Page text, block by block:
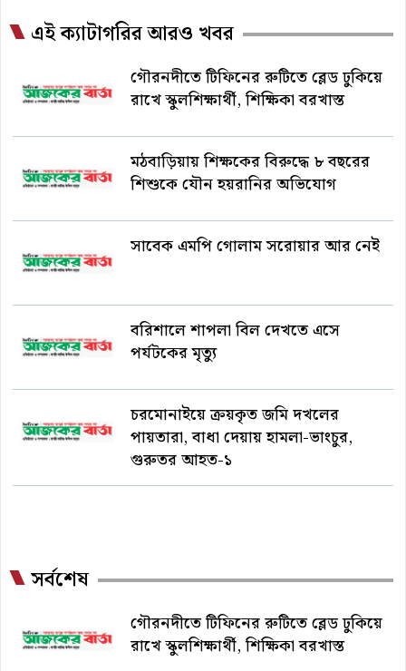
এই ক্যাটাগরির আরও খবর
গৌরনদীতে টিফিনের রুটিতে ব্লেড ঢুকিয়ে
রাখে স্কুলশিক্ষার্থী, শিক্ষিকা বরখাস্ত
মঠবাড়িয়ায় শিক্ষকের বিরুদ্ধে ৮ বছরের
শিশুকে যৌন হয়রানির অভিযোগ
সাবেক এমপি গোলাম সরোয়ার আর নেই
বরিশালে শাপলা বিল দেখতে এসে
পর্যটকের মৃত্যু
চরমোনাইয়ে ক্রয়কৃত জমি দখলের
পায়তারা, বাধা দেয়ায় হামলা-ভাংচুর,
গুরুতর আহত-১
সর্বশেষ
গৌরনদীতে টিফিনের রুটিতে ব্লেড ঢুকিয়ে
রাখে স্কুলশিক্ষার্থী, শিক্ষিকা বরখাস্ত